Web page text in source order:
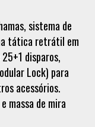
sistema de
tática retrátil em
disparos,
Lock) para
acessórios.
massa de mira